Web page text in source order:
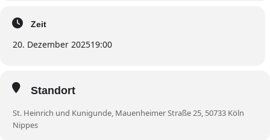
Zeit
20. Dezember 202519:00
Standort
St. Heinrich und Kunigunde, Mauenheimer Straße 25, 50733 Köln
Nippes